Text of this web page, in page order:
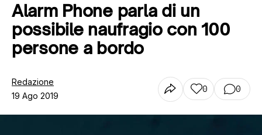
Tutti gli articoli
Chi siamo
Alarm Phone parla di un
possibile naufragio con 100
persone a bordo
Redazione
19 Ago 2019
0 0